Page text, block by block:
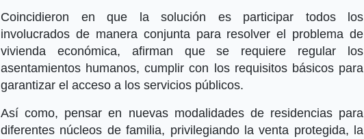
Coincidieron en que la solución es participar todos los
involucrados de manera conjunta para resolver el problema de
vivienda económica, afirman que se requiere regular los
asentamientos humanos, cumplir con los requisitos básicos para
garantizar el acceso a los servicios públicos.
Así como, pensar en nuevas modalidades de residencias para
diferentes núcleos de familia, privilegiando la venta protegida, la